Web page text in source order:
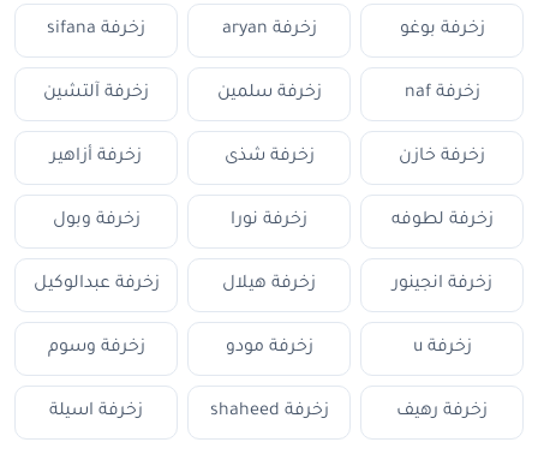
زخرفة بوغو زخرفة aryan زخرفة sifana
زخرفة naf زخرفة سلمين زخرفة آلتشين
زخرفة خازن زخرفة شذى زخرفة أزاهير
زخرفة لطوفه زخرفة نورا زخرفة وبول
زخرفة انجينور زخرفة هيلال زخرفة عبدالوكيل
زخرفة u زخرفة مودو زخرفة وسوم
زخرفة رهيف زخرفة shaheed زخرفة اسيلة